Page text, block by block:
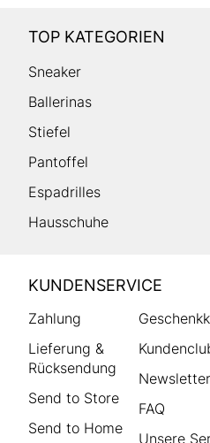
TOP KATEGORIEN
Sneaker
Ballerinas
Stiefel
Pantoffel
Espadrilles
Hausschuhe
HUMANIC
Footer
KUNDENSERVICE
Zahlung
Lieferung &
Rücksendung
Send to Store
Send to Home
Newsletter
FAQ
Unsere